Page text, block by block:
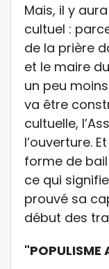
Mais, il y
cultuel :
de la prière
et le maire
un peu
va être
cultuelle,
l’ouverture.
forme de
ce qui
prouvé sa
début des
"POPULISME